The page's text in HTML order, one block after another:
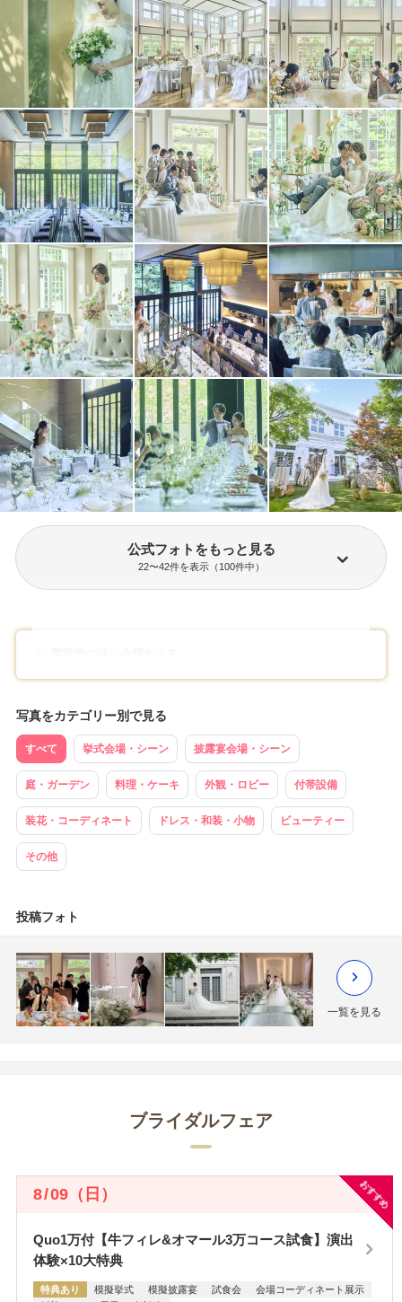
公式フォトをもっと見る
22〜42件を表示（ 100件中）
写真をカテゴリー別で見る
すべて 挙式会場・シーン 披露宴会場・シーン
庭・ガーデン 料理・ケーキ 外観・ロビー 付帯設備
装花・コーディネート ドレス・和装・小物 ビューティー
その他
投稿フォト
一覧を見る
ブライダルフェア
おすすめ
8/09 （日）
Quo1万付【牛フィレ&オマール3万コース試食】演出
体験×10大特典
特典あり 模擬挙式 模擬披露宴 試食会
会場コーディネート展示